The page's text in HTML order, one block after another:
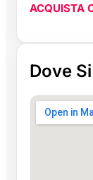
ACQUISTA
Dove